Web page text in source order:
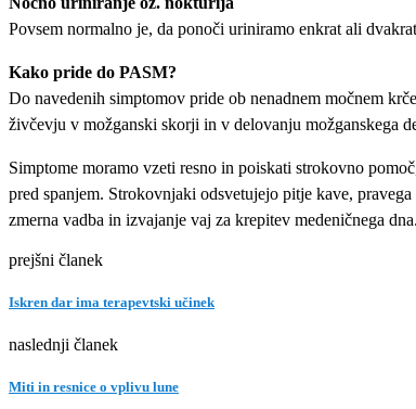
Povsem normalno je, da ponoči uriniramo enkrat ali
Kako pride do PASM?
Do navedenih simptomov pride ob nenadnem močnem
živčevju v možganski skorji in v delovanju možganskega
Simptome moramo vzeti resno in poiskati strokovno
pred spanjem. Strokovnjaki odsvetujejo pitje kave,
zmerna vadba in izvajanje vaj za krepitev medeničnega dna.
prejšni članek
Iskren dar ima terapevtski učinek
naslednji članek
Miti in resnice o vplivu lune